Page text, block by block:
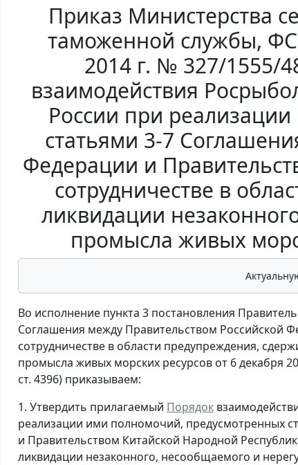
Приказ Министерства
таможенной службы,
2014 г. № 327/1555/
взаимодействия
России при
статьями 3-7
Федерации и
сотрудничестве в
ликвидации
промысла живых
Во исполнение пункта 3 постановления
Соглашения между Правительством Российской
сотрудничестве в области предупреждения,
промысла живых морских ресурсов от 6 декабря
ст. 4396) приказываем:
1. Утвердить прилагаемый Порядок
реализации ими полномочий, предусмотренных
и Правительством Китайской Народной
ликвидации незаконного, несообщаемого и